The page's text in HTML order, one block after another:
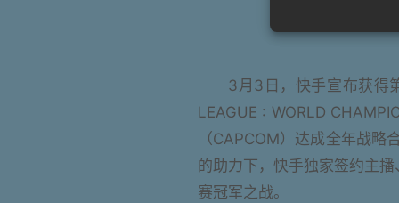
3月3日，快手宣布获得
LEAGUE : WORLD
（CAPCOM）达成全年战
的助力下，快手独家签约主
赛冠军之战。